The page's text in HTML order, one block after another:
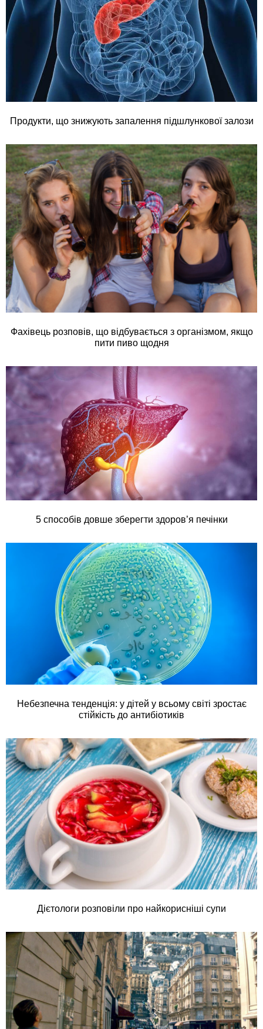
Продукти, що знижують запалення підшлункової залози
Фахівець розповів, що відбувається з організмом, якщо
пити пиво щодня
5 способів довше зберегти здоров’я печінки
Небезпечна тенденція: у дітей у всьому світі зростає
стійкість до антибіотиків
Дієтологи розповіли про найкорисніші супи